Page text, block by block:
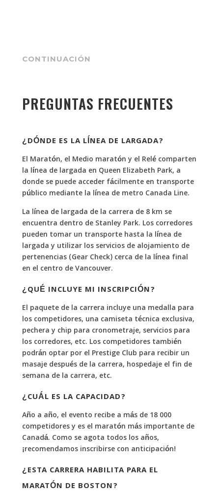
CONTINUACIÓN
PREGUNTAS FRECUENTES
¿DÓNDE ES LA LÍNEA DE LARGADA?
El Maratón, el Medio maratón y el Relé comparten
la línea de largada en Queen Elizabeth Park, a
donde se puede acceder fácilmente en transporte
público mediante la línea de metro Canada Line.
La línea de largada de la carrera de 8 km se
encuentra dentro de Stanley Park. Los corredores
pueden tomar un transporte hasta la línea de
largada y utilizar los servicios de alojamiento de
pertenencias (Gear Check) cerca de la línea final
en el centro de Vancouver.
¿QUÉ INCLUYE MI INSCRIPCIÓN?
El paquete de la carrera incluye una medalla para
los competidores, una camiseta técnica exclusiva,
pechera y chip para cronometraje, servicios para
los corredores, etc. Los competidores también
podrán optar por el Prestige Club para recibir un
masaje después de la carrera, hospedaje el fin de
semana de la carrera, etc.
¿CUÁL ES LA CAPACIDAD?
Año a año, el evento recibe a más de 18 000
competidores y es el maratón más importante de
Canadá. Como se agota todos los años,
¡recomendamos inscribirse con anticipación!
¿ESTA CARRERA HABILITA PARA EL
MARATÓN DE BOSTON?